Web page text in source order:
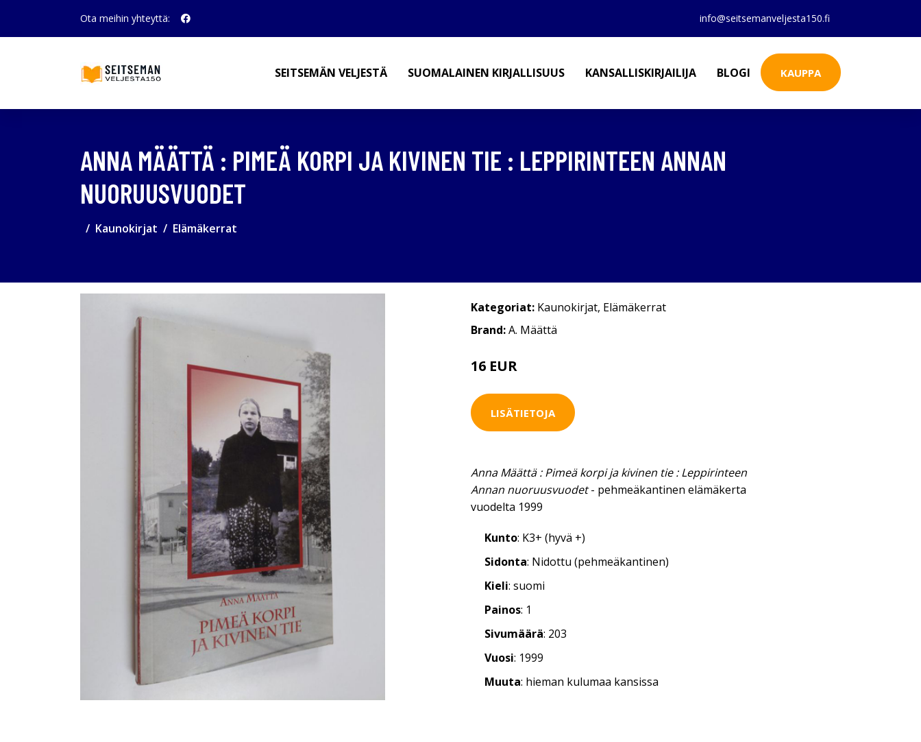
Ota meihin yhteyttä: info@seitsemanveljesta150.fi
SEITSEMÄN VELJESTÄ SUOMALAINEN KIRJALLISUUS KANSALLISKIRJAILIJA BLOGI KAUPPA
ANNA MÄÄTTÄ : PIMEÄ KORPI JA KIVINEN TIE : LEPPIRINTEEN ANNAN
NUORUUSVUODET
Kaunokirjat Elämäkerrat
Kategoriat: Kaunokirjat, Elämäkerrat
Brand:A. Määttä
16 EUR
LISÄTIETOJA
Anna Määttä : Pimeä korpi ja kivinen tie : Leppirinteen
Annan nuoruusvuodet- pehmeäkantinen elämäkerta
vuodelta 1999
Kunto: K3+ (hyvä +)
Sidonta: Nidottu (pehmeäkantinen)
Kieli: suomi
Painos: 1
Sivumäärä: 203
Vuosi: 1999
Muuta: hieman kulumaa kansissa